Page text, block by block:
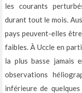
les courants
durant tout le mois.
pays peuvent-elles
faibles. À Uccle en
la plus basse jamais
observations
inférieure de